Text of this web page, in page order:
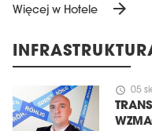
Więcej w Hotele arrow_forward
schedule 05